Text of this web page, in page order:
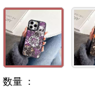
数量 ：